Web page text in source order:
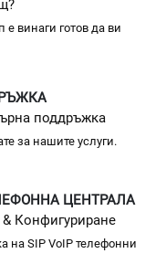
винаги готов да ви
поддръжка
за нашите услуги.
ЦЕНТРАЛА
Конфигуриране
на SIP VoIP телефонни